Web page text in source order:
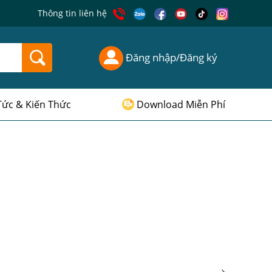
Thông tin liên hệ
Đăng nhập/Đăng ký
& Kiến Thức Download Miễn Phí